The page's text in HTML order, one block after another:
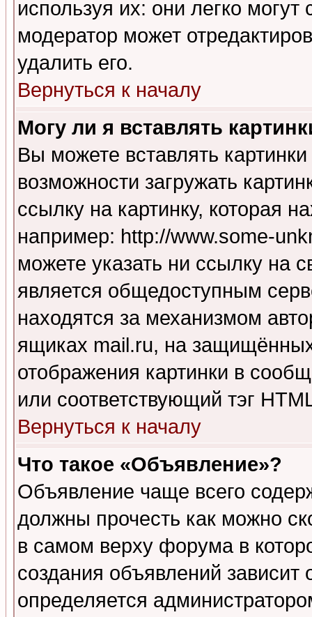
используя их: они легко
модератор может
удалить его.
Вернуться к началу
Могу ли я вставлять
Вы можете вставлять
возможности загружать
ссылку на картинку, которая
например: http://www.some-
можете указать ни ссылку на
является общедоступным
находятся за механизмом
ящиках mail.ru, на
отображения картинки в
или соответствующий тэг
Вернуться к началу
Что такое «Объявление»?
Объявление чаще всего
должны прочесть как можно
в самом верху форума в
создания объявлений зависит
определяется